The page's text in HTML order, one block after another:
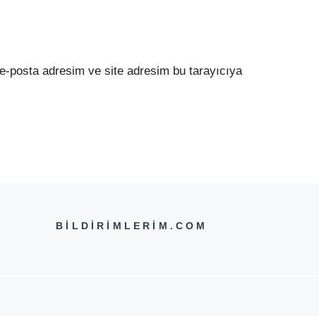
posta adresim ve site adresim bu tarayıcıya
BILDIRIMLERIM.COM